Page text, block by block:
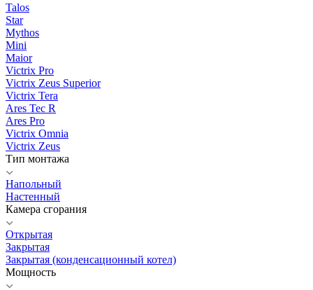
Talos
Star
Mythos
Mini
Maior
Victrix Pro
Victrix Zeus Superior
Victrix Tera
Ares Tec R
Ares Pro
Victrix Omnia
Victrix Zeus
Тип монтажа
Напольный
Настенный
Камера сгорания
Открытая
Закрытая
Закрытая (конденсационный котел)
Мощность